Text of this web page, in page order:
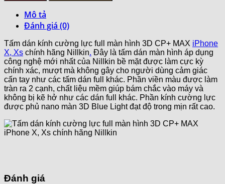
Mô tả
Đánh giá (0)
Tấm dán kính cường lực full màn hình 3D CP+ MAX iPhone
X, Xs chính hãng Nillkin. Đây là tấm dán màn hình áp dụng
công nghệ mới nhất của Nillkin bề mặt được làm cực kỳ
chính xác, mượt mà không gây cho người dùng cảm giác
cấn tay như các tấm dán full khác. Phần viền màu được làm
tràn ra 2 cạnh, chất liệu mềm giúp bám chắc vào máy và
không bị kẽ hở như các dán full khác. Phần kính cường lực
được phủ nano màn 3D Blue Light đạt độ trong mịn rất cao.
Đánh giá